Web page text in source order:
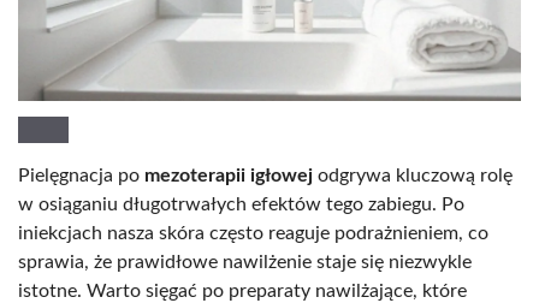
Pielęgnacja po mezoterapii igłowej odgrywa kluczową rolę
w osiąganiu długotrwałych efektów tego zabiegu. Po
iniekcjach nasza skóra często reaguje podrażnieniem, co
sprawia, że prawidłowe nawilżenie staje się niezwykle
istotne. Warto sięgać po preparaty nawilżające, które